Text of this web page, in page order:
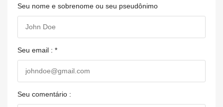
Seu nome e sobrenome ou seu pseudônimo
Seu email : *
Seu comentário :